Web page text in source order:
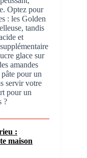
Optez pour
: les Golden
tandis
et
glace sur
amandes
pour un
servir votre
pour un
?
:
maison